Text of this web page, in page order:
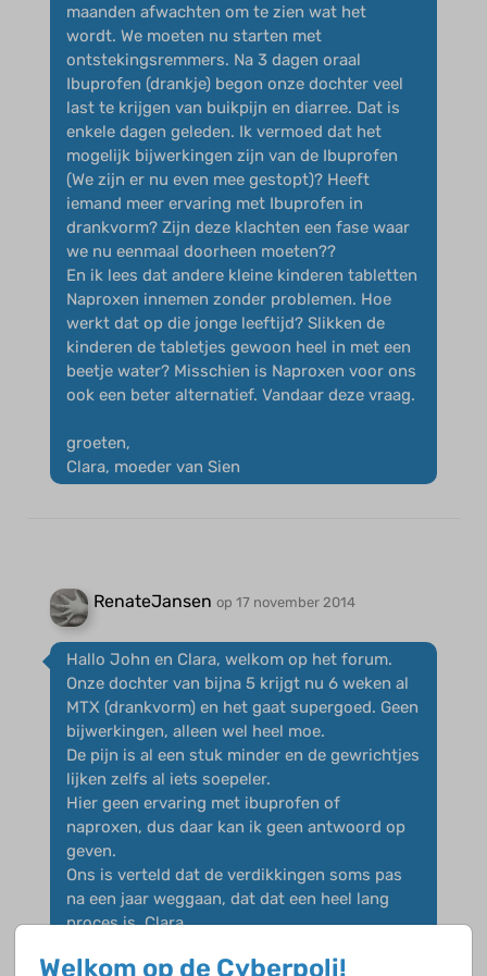
maanden afwachten om te zien wat het
wordt. We moeten nu starten met
ontstekingsremmers. Na 3 dagen oraal
Ibuprofen (drankje) begon onze dochter veel
last te krijgen van buikpijn en diarree. Dat is
enkele dagen geleden. Ik vermoed dat het
mogelijk bijwerkingen zijn van de Ibuprofen
(We zijn er nu even mee gestopt)? Heeft
iemand meer ervaring met Ibuprofen in
drankvorm? Zijn deze klachten een fase waar
we nu eenmaal doorheen moeten??
En ik lees dat andere kleine kinderen tabletten
Naproxen innemen zonder problemen. Hoe
werkt dat op die jonge leeftijd? Slikken de
kinderen de tabletjes gewoon heel in met een
beetje water? Misschien is Naproxen voor ons
ook een beter alternatief. Vandaar deze vraag.
groeten,
Clara, moeder van Sien
RenateJansen op 17 november 2014
Hallo John en Clara, welkom op het forum.
Onze dochter van bijna 5 krijgt nu 6 weken al
MTX (drankvorm) en het gaat supergoed. Geen
bijwerkingen, alleen wel heel moe.
De pijn is al een stuk minder en de gewrichtjes
lijken zelfs al iets soepeler.
Hier geen ervaring met ibuprofen of
naproxen, dus daar kan ik geen antwoord op
geven.
Ons is verteld dat de verdikkingen soms pas
na een jaar weggaan, dat dat een heel lang
proces is, Clara.
Succes allemaal,
Welkom op de Cyberpoli!